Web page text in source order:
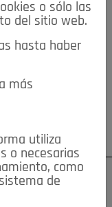
CONTACTO
contraseña?
o sólo las
del sitio web.
hasta haber
más
utiliza
o necesarias
como
de